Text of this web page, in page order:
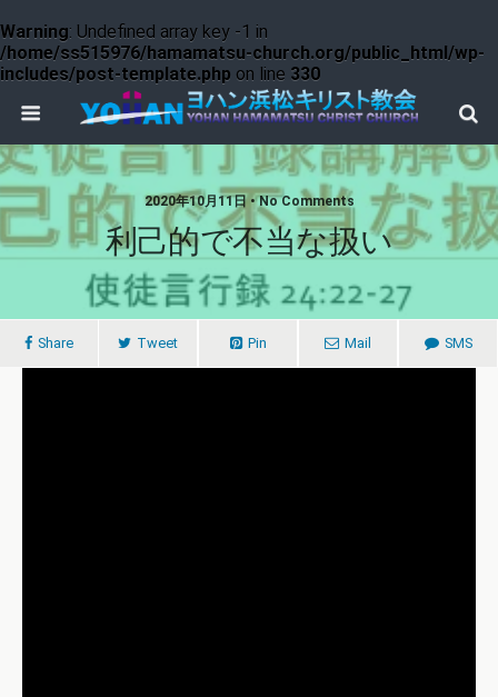
Warning: Undefined array key -1 in
/home/ss515976/hamamatsu-church.org/public_html/wp-
includes/post-template.php on line 330
2020年10月11日 • No Comments
利己的で不当な扱い
Share Tweet Pin Mail SMS